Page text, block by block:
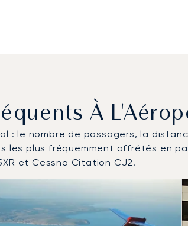
À
: le nombre de passagers, la
les plus fréquemment affrétés en
et Cessna Citation CJ2.
en nombre de mouvements en 2025